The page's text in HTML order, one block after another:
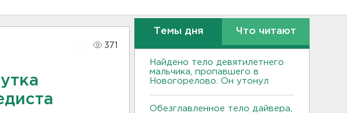
371
Темы дня Что читают
Найдено тело девятилетнего
мальчика, пропавшего в
Новогорелово. Он утонул
Обезглавленное тело дайвера,